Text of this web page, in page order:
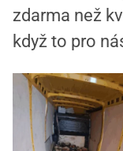
zdarma než
když to pro